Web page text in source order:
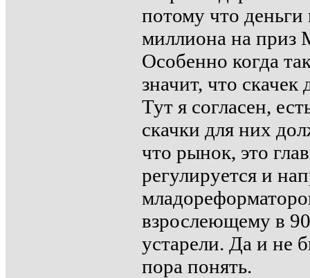
потому что
миллиона на приз
Особенно когда
значит, что
Тут я согласен,
скачки для них
что рынок, это
регулируется и
взрослеющему в
устарели. Да и не
пора понять.